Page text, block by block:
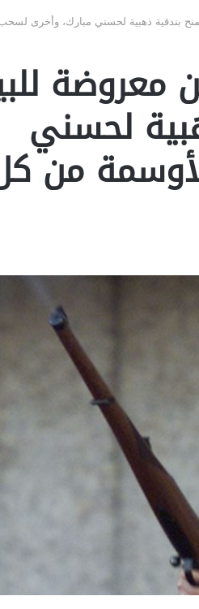
بندقية ذهبية لحسني مبارك، وأخرى
لحسني
من